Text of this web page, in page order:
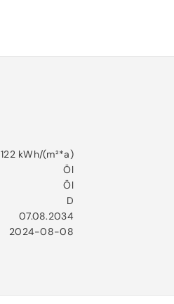
122 kWh/(m²*a)
Öl
Öl
D
07.08.2034
2024-08-08